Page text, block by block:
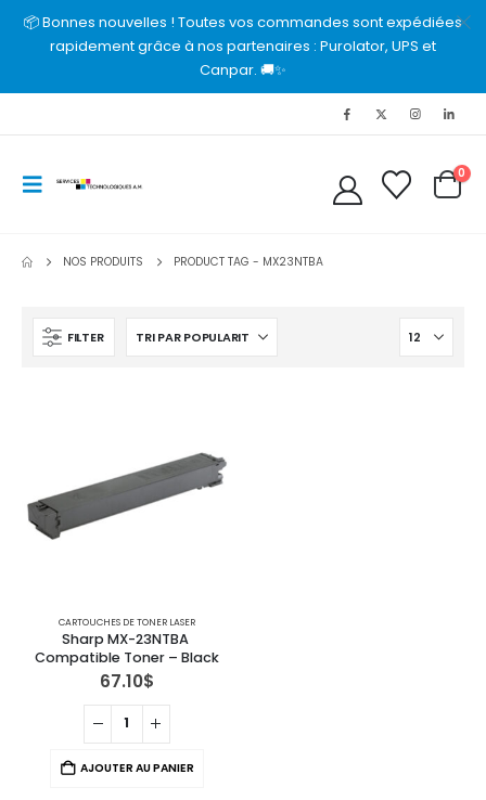
📦 Bonnes nouvelles ! Toutes vos commandes sont expédiées
rapidement grâce à nos partenaires : Purolator, UPS et
Canpar. 🚚✨
0
NOS PRODUITS PRODUCT TAG - MX23NTBA
FILTER
CARTOUCHES DE TONER LASER
Sharp MX-23NTBA
Compatible Toner – Black
67.10$
AJOUTER AU PANIER